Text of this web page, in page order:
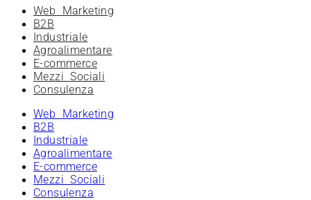
Web Marketing
B2B
Industriale
Agroalimentare
E-commerce
Mezzi Sociali
Consulenza
Web Marketing
B2B
Industriale
Agroalimentare
E-commerce
Mezzi Sociali
Consulenza